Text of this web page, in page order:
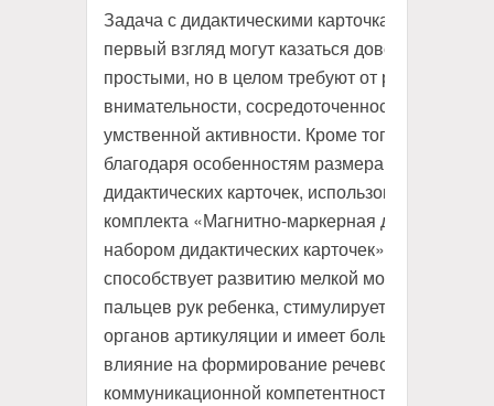
Задача с дидактическими карточками на
первый взгляд могут казаться довольно
простыми, но в целом требуют от ребенка
внимательности, сосредоточенности и
умственной активности. Кроме того,
благодаря особенностям размера
дидактических карточек, использование
комплекта «Магнитно-маркерная доска с
набором дидактических карточек»
способствует развитию мелкой моторики
пальцев рук ребенка, стимулирует развитие
органов артикуляции и имеет большое
влияние на формирование речевой
коммуникационной компетентности